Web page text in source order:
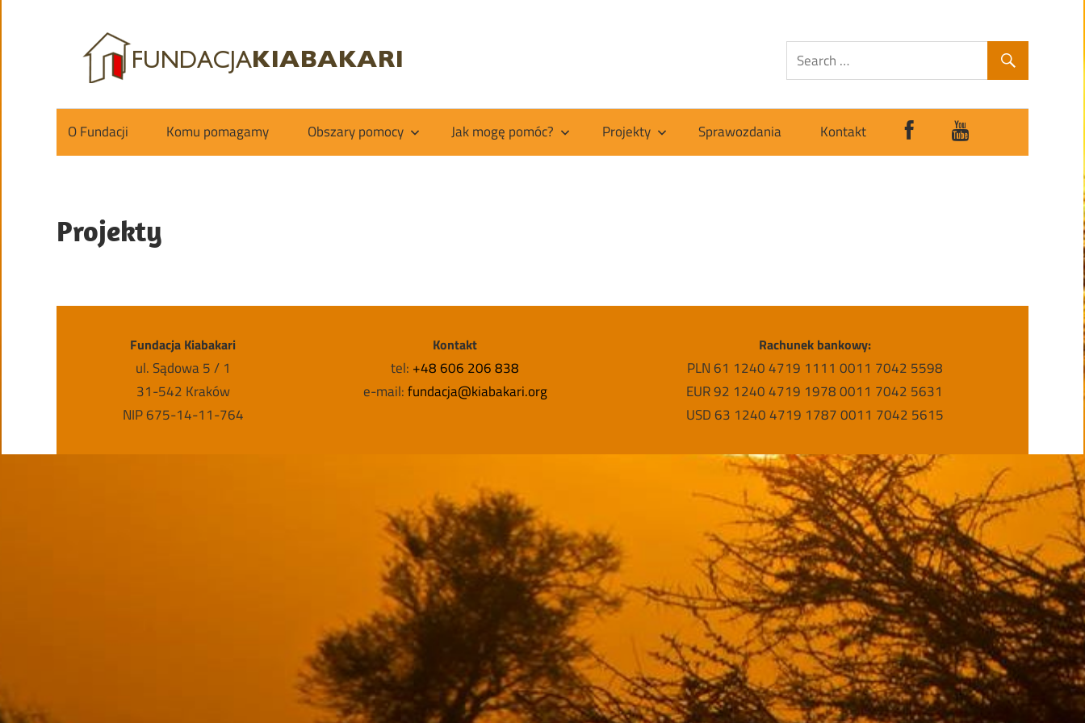
content
Kiabakari
O Fundacji Komu pomagamy Obszary pomocy Jak mogę pomóc? Projekty Sprawozdania Kontakt
Projekty
Fundacja Kiabakari
ul. Sądowa 5 / 1
31-542 Kraków
NIP 675-14-11-764
Kontakt
tel: +48 606 206 838
e-mail:fundacja@kiabakari.org
Rachunek bankowy:
PLN 61 1240 4719 1111 0011 7042 5598
EUR 92 1240 4719 1978 0011 7042 5631
USD 63 1240 4719 1787 0011 7042 5615